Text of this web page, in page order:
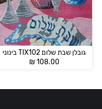
גובלן שבת שלום TIX102 בינוני
₪ 108.00